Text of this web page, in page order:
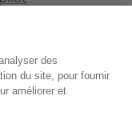
des
du site, pour fournir
améliorer et